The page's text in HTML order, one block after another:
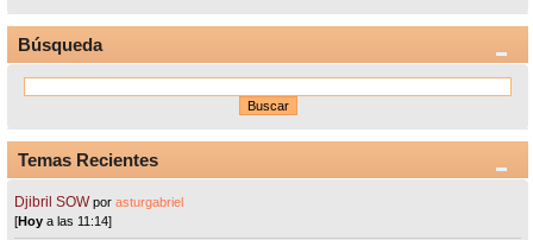
Búsqueda
Temas Recientes
Djibril SOW porasturgabriel
[Hoy a las 11:14]